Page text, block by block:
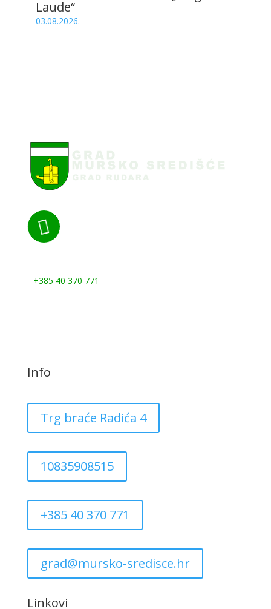
Laude“
03.08.2026.

+385 40 370 771
Info
Trg braće Radića 4
10835908515
+385 40 370 771
grad@mursko-sredisce.hr
Linkovi